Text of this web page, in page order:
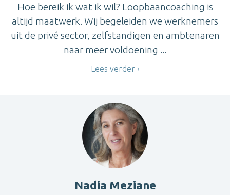
Hoe bereik ik wat ik wil? Loopbaancoaching is
altijd maatwerk. Wij begeleiden we werknemers
uit de privé sector, zelfstandigen en ambtenaren
naar meer voldoening ...
Lees verder
Nadia Meziane